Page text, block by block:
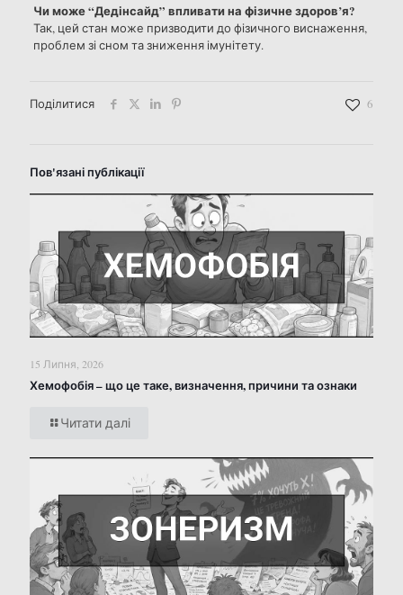
Чи може “Дедінсайд” впливати на фізичне здоров’я?
Так, цей стан може призводити до фізичного виснаження,
проблем зі сном та зниження імунітету.
Поділитися 6
Пов'язані публікації
15 Липня, 2026
Хемофобія – що це таке, визначення, причини та ознаки
Читати далі